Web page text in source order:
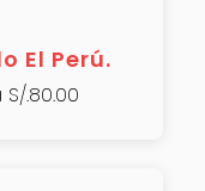
El Perú.
.80.00